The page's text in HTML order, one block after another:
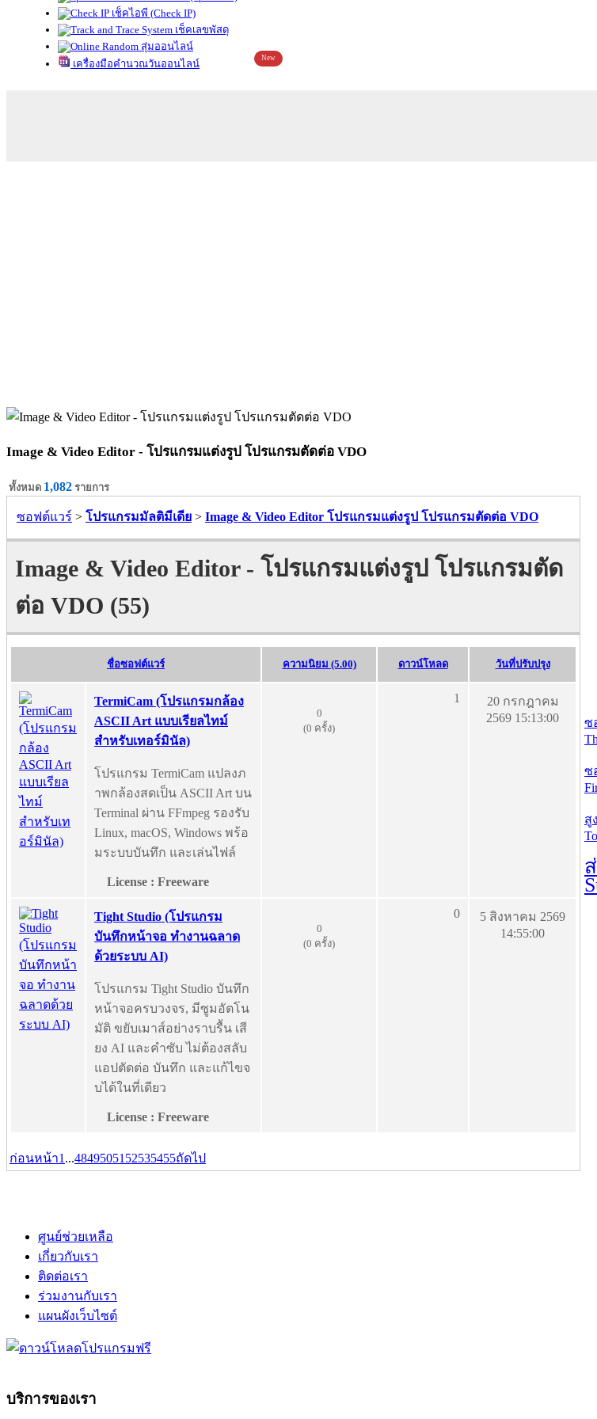
เช็คไอพี (Check IP)
เช็คเลขพัสดุ
สุ่มออนไลน์
เครื่องมือคำนวณวันออนไลน์
New
Image & Video Editor - โปรแกรมแต่งรูป โปรแกรมตัดต่อ VDO
ทั้งหมด 1,082 รายการ
ซอฟต์แวร์ > โปรแกรมมัลติมีเดีย > Image & Video Editor โปรแกรมแต่งรูป โปรแกรมตัดต่อ VDO
Image & Video Editor - โปรแกรมแต่งรูป โปรแกรมตัด
ต่อ VDO (55)
ชื่อซอฟต์แวร์ ความนิยม (5.00) ดาวน์โหลด วันที่ปรับปรุง
TermiCam (โปรแกรมกล้อง
ASCII Art แบบเรียลไทม์
สำหรับเทอร์มินัล)
โปรแกรม TermiCam แปลงภ
าพกล้องสดเป็น ASCII Art บน
Terminal ผ่าน FFmpeg รองรับ
Linux, macOS, Windows พร้อ
มระบบบันทึก และเล่นไฟล์
License : Freeware
0
(0 ครั้ง)
1
20 กรกฎาคม
2569 15:13:00
Tight Studio (โปรแกรม
บันทึกหน้าจอ ทำงานฉลาด
ด้วยระบบ AI)
โปรแกรม Tight Studio บันทึก
หน้าจอครบวงจร, มีซูมอัตโน
มัติ ขยับเมาส์อย่างราบรื้น เสี
ยง AI และคำซับ ไม่ต้องสลับ
แอปตัดต่อ บันทึก และแก้ไขจ
บได้ในที่เดียว
License : Freeware
0
(0 ครั้ง)
0
5 สิงหาคม 2569
14:55:00
ก่อนหน้า1 ...48495051 52535455ถัดไป
ซ
ซ
สู
ศูนย์ช่วยเหลือ
เกี่ยวกับเรา
ติดต่อเรา
ร่วมงานกับเรา
แผนผังเว็บไซต์
บริการของเรา